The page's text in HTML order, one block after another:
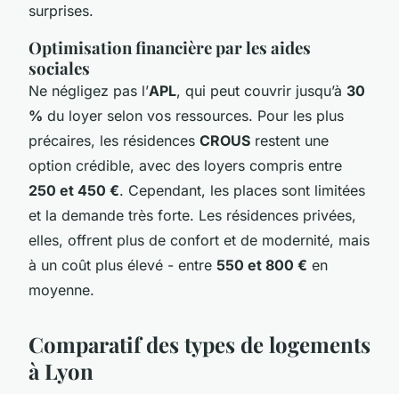
surprises.
Optimisation financière par les aides
sociales
Ne négligez pas l’APL, qui peut couvrir jusqu’à 30
% du loyer selon vos ressources. Pour les plus
précaires, les résidences CROUS restent une
option crédible, avec des loyers compris entre
250 et 450 €. Cependant, les places sont limitées
et la demande très forte. Les résidences privées,
elles, offrent plus de confort et de modernité, mais
à un coût plus élevé - entre 550 et 800 € en
moyenne.
Comparatif des types de logements
à Lyon